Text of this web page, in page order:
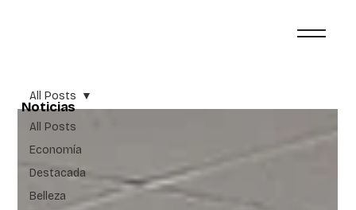
All Posts
Economía
Destacada
Belleza
All Posts
Noticias